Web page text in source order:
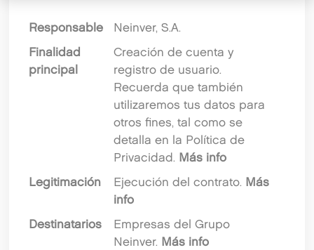
Responsable Neinver, S.A.
Finalidad
principal
Creación de cuenta y
registro de usuario.
Recuerda que también
utilizaremos tus datos para
otros fines, tal como se
detalla en la Política de
Privacidad. Más info
Legitimación Ejecución del contrato. Más
info
Destinatarios
Empresas del Grupo
Neinver. Más info